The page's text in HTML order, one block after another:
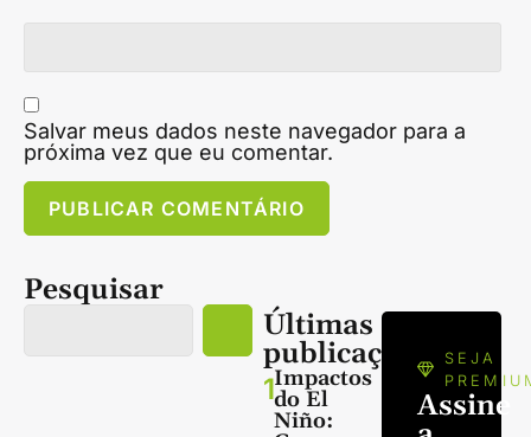
Salvar meus dados neste navegador para a
próxima vez que eu comentar.
Pesquisar
Últimas
publicações
1Impactos
do El
Niño:
SEJA
Assine